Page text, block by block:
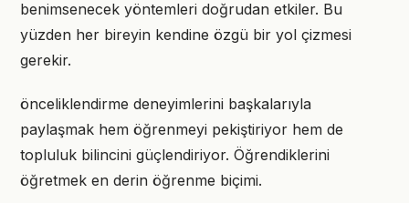
benimsenecek yöntemleri doğrudan etkiler. Bu
yüzden her bireyin kendine özgü bir yol çizmesi
gerekir.
önceliklendirme deneyimlerini başkalarıyla
paylaşmak hem öğrenmeyi pekiştiriyor hem de
topluluk bilincini güçlendiriyor. Öğrendiklerini
öğretmek en derin öğrenme biçimi.